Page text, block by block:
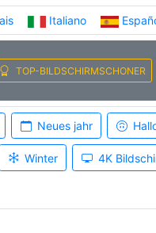
Italiano
TOP-BILDSCHIRMSCHONER
Neues jahr
Winter 4K